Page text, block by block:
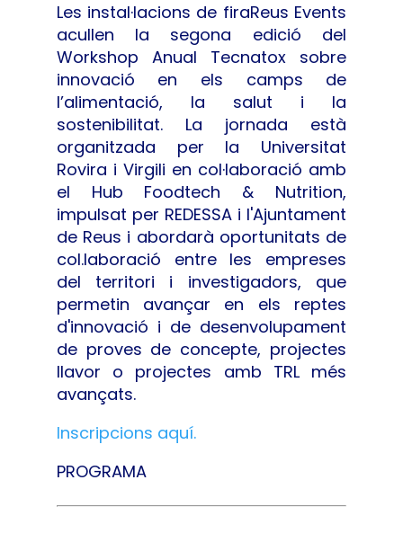
Les instal·lacions de firaReus Events
acullen la segona edició del
Workshop Anual Tecnatox sobre
innovació en els camps de
l’alimentació, la salut i la
sostenibilitat. La jornada està
organitzada per la Universitat
Rovira i Virgili en col·laboració amb
el Hub Foodtech & Nutrition,
impulsat per REDESSA i l'Ajuntament
de Reus i abordarà oportunitats de
col.laboració entre les empreses
del territori i investigadors, que
permetin avançar en els reptes
d'innovació i de desenvolupament
de proves de concepte, projectes
llavor o projectes amb TRL més
avançats.
Inscripcions aquí.
PROGRAMA